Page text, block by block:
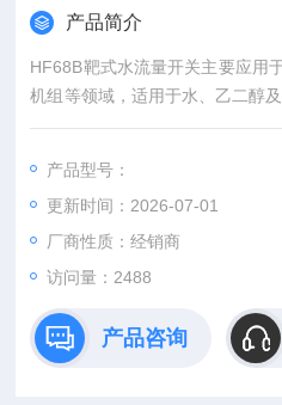
产品简介
HF68B靶式水流量开关主要应用
机组等领域，适用于水、乙二醇
用及对密封性能无影响的液体。
产品型号：
更新时间：2026-07-01
厂商性质：经销商
访问量：2488
产品咨询